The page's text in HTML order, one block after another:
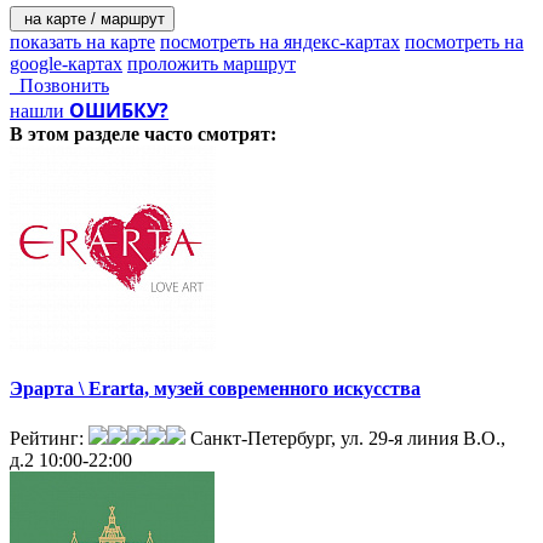
на карте / маршрут
показать на карте посмотреть на яндекс-картах посмотреть на
google-картах проложить маршрут
Позвонить
нашли ОШИБКУ?
В этом разделе часто смотрят:
Эрарта \ Erarta, музей современного искусства
Рейтинг:
Санкт-Петербург, ул. 29-я линия В.О.,
д.2 10:00-22:00